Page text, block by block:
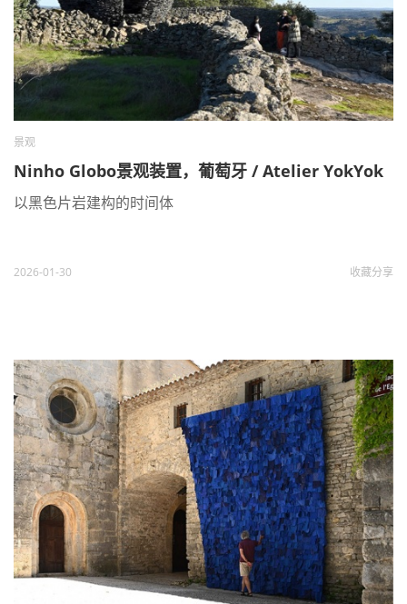
景观
Ninho Globo景观装置，葡萄牙 / Atelier YokYok
以黑色片岩建构的时间体
2026-01-30 收藏分享